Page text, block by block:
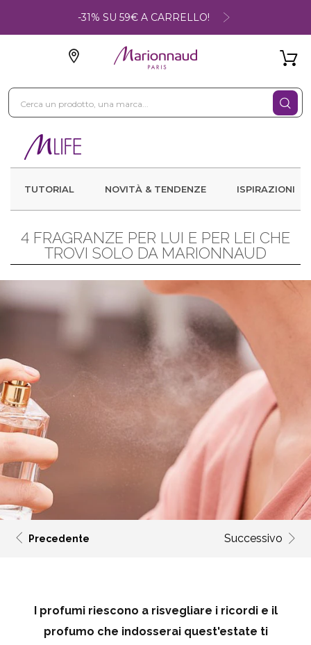
-31% SU 59€ A CARRELLO!
TUTORIAL NOVITÀ & TENDENZE ISPIRAZIONI
4 FRAGRANZE PER LUI E PER LEI CHE
TROVI SOLO DA MARIONNAUD
Precedente Successivo
I profumi riescono a risvegliare i ricordi e il
profumo che indosserai quest'estate ti